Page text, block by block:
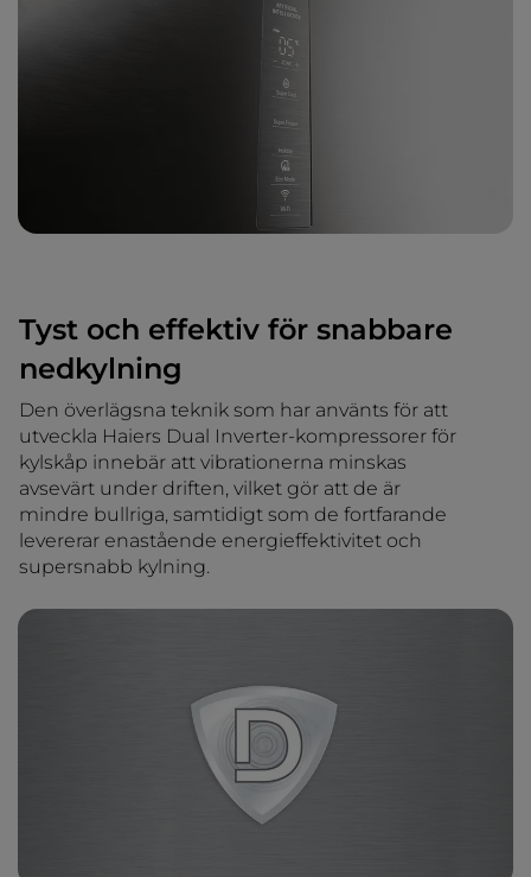
Tyst och effektiv för snabbare
nedkylning
Den överlägsna teknik som har använts för att
utveckla Haiers Dual Inverter-kompressorer för
kylskåp innebär att vibrationerna minskas
avsevärt under driften, vilket gör att de är
mindre bullriga, samtidigt som de fortfarande
levererar enastående energieffektivitet och
supersnabb kylning.